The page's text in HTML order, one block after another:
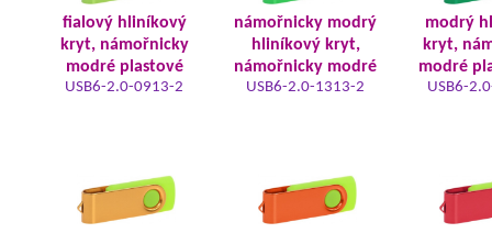
fialový hliníkový
kryt, námořnicky
modré plastové
USB6-2.0-0913-2
námořnicky modrý
hliníkový kryt,
námořnicky modré
USB6-2.0-1313-2
modrý
kryt,
modré
USB6-